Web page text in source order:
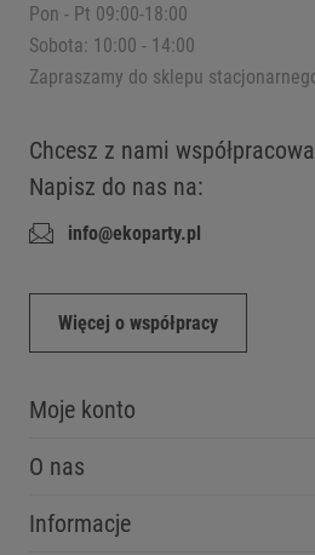
Pon - Pt 09:00-18:00
Sobota: 10:00 - 14:00
Zapraszamy do sklepu
Chcesz z nami
Napisz do nas na:
info@ekoparty.pl
Więcej o współpracy
Moje konto
O nas
Informacje